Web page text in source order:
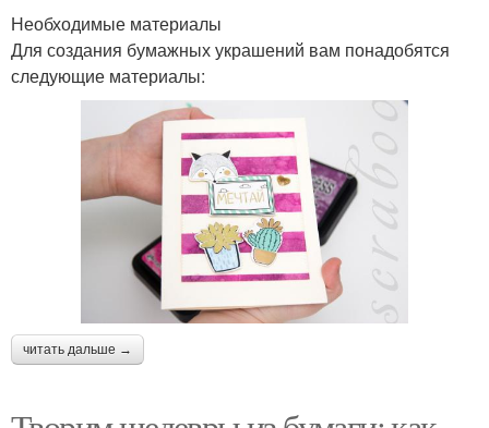
Необходимые материалы
Для создания бумажных украшений вам понадобятся
следующие материалы:
читать дальше →